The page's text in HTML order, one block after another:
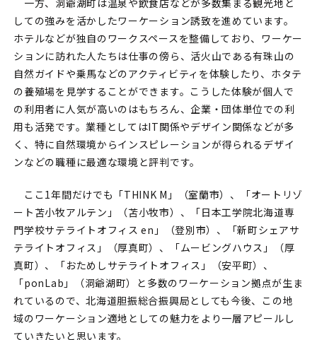
しての強みを活かしたワーケーション誘致を進めています。
ホテルなどが独自のワークスペースを整備しており、ワーケー
ションに訪れた人たちは仕事の傍ら、活火山である有珠山の
自然ガイドや乗馬などのアクティビティを体験したり、ホタテ
の養殖場を見学することができます。こうした体験が個人で
の利用者に人気が高いのはもちろん、企業・団体単位での利
用も活発です。業種としてはIT関係やデザイン関係などが多
く、特に自然環境からインスピレーションが得られるデザイ
ンなどの職種に最適な環境と評判です。
ここ1年間だけでも「THINK M」（室蘭市）、「オートリゾ
ート苫小牧アルテン」（苫小牧市）、「日本工学院北海道専
門学校サテライトオフィス en」（登別市）、「新町シェアサ
テライトオフィス」（厚真町）、「ムービングハウス」（厚
真町）、「おためしサテライトオフィス」（安平町）、
「ponLab」（洞爺湖町）と多数のワーケーション拠点が生ま
れているので、北海道胆振総合振興局としても今後、この地
域のワーケーション適地としての魅力をより一層アピールし
ていきたいと思います。